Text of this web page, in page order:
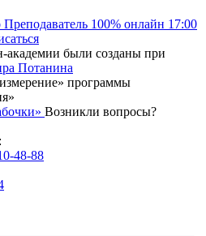
Преподаватель 100% онлайн 17:00
были созданы при
Потанина
программы
Возникли вопросы?
48-88